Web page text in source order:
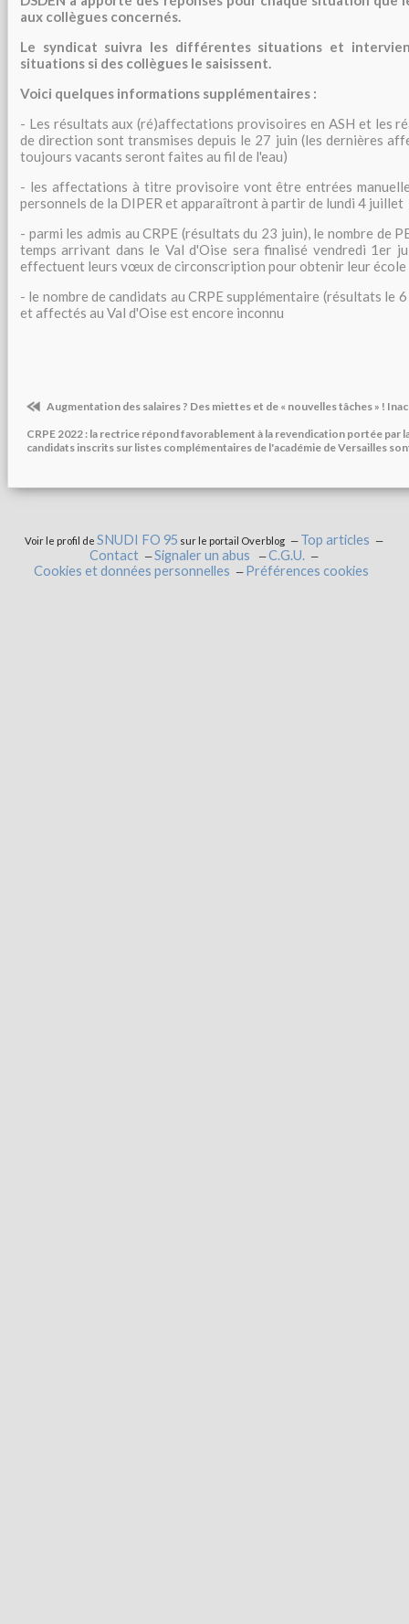
aux collègues concernés.
Le syndicat suivra les différentes situations et
situations si des collègues le saisissent.
Voici quelques informations supplémentaires :
- Les résultats aux (ré)affectations provisoires en ASH et les
de direction sont transmises depuis le 27 juin (les dernières
toujours vacants seront faites au fil de l'eau)
- les affectations à titre provisoire vont être entrées
personnels de la DIPER et apparaîtront à partir de lundi 4 juillet
- parmi les admis au CRPE (résultats du 23 juin), le nombre de
temps arrivant dans le Val d'Oise sera finalisé vendredi 1er
effectuent leurs vœux de circonscription pour obtenir leur école
- le nombre de candidats au CRPE supplémentaire (résultats le
et affectés au Val d'Oise est encore inconnu
Augmentation des salaires ? Des miettes et de « nouvelles tâches » !
CRPE 2022 : la rectrice répond favorablement à la revendication portée par
candidats inscrits sur listes complémentaires de l'académie de Versailles
Voir le profil deSNUDI FO 95 sur le portail Overblog
Top articles
Contact
Signaler un abus
C.G.U.
Cookies et données personnelles
Préférences cookies